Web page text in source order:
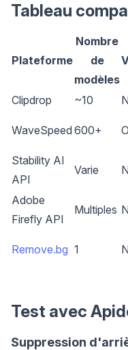
Tableau
Plateforme
Nombre
de
modèles
Clipdrop ~10
WaveSpeed 600+
Stability AI
API
Varie
Adobe
Firefly API
Multiples
Remove.bg 1
Test avec
Suppression